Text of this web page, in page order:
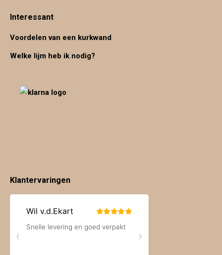
Interessant
Voordelen van een kurkwand
Welke lijm heb ik nodig?
Klantervaringen